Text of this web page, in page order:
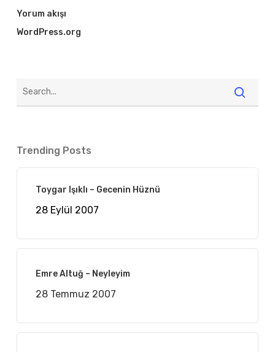
Yorum akışı
WordPress.org
Trending Posts
Toygar Işıklı – Gecenin Hüznü
28 Eylül 2007
Emre Altuğ – Neyleyim
28 Temmuz 2007